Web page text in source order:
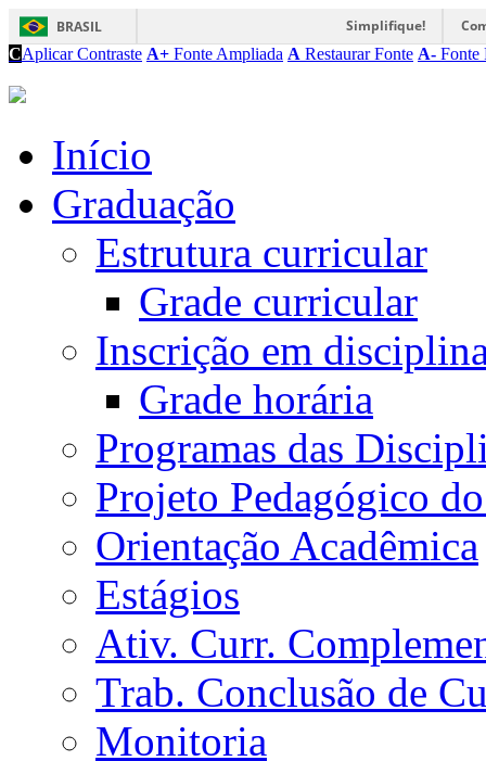
BRASIL Simplifique!
CAplicar Contraste A+ Fonte Ampliada A Restaurar Fonte A- Fonte
Início
Graduação
Estrutura curricular
Grade curricular
Inscrição em
Grade horária
Programas das
Projeto Pedagógico
Orientação Acadêmica
Estágios
Ativ. Curr.
Trab. Conclusão de
Monitoria